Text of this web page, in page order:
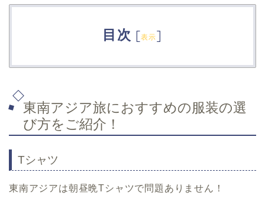
目次 [表示]
東南アジア旅におすすめの服装の選
び方をご紹介！
Tシャツ
東南アジアは朝昼晩Tシャツで問題ありません！